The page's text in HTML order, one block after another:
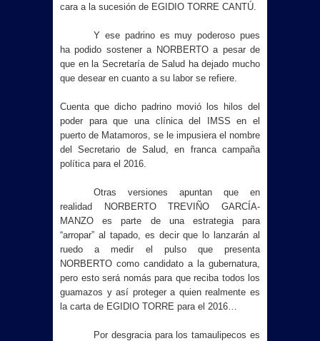
cara a la sucesión de EGIDIO TORRE CANTÚ.
Y ese padrino es muy poderoso pues
ha podido sostener a NORBERTO a pesar de
que en la Secretaría de Salud ha dejado mucho
que desear en cuanto a su labor se refiere.
Cuenta que dicho padrino movió los hilos del
poder para que una clínica del IMSS en el
puerto de Matamoros, se le impusiera el nombre
del Secretario de Salud, en franca campaña
política para el 2016.
Otras versiones apuntan que en
realidad NORBERTO TREVIÑO GARCÍA-
MANZO es parte de una estrategia para
“arropar” al tapado, es decir que lo lanzarán al
ruedo a medir el pulso que presenta
NORBERTO como candidato a la gubernatura,
pero esto será nomás para que reciba todos los
guamazos y así proteger a quien realmente es
la carta de EGIDIO TORRE para el 2016…
Por desgracia para los tamaulipecos es